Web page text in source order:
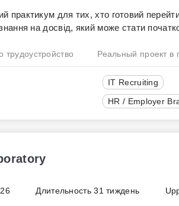
практикум для тих, хто готовий
на досвід, який може стати
трудоустройство Реальный проект в
IT Recruiting
HR / Employer
бракує після завершення курсів.
United Tech.
Длительность 31 тиждень